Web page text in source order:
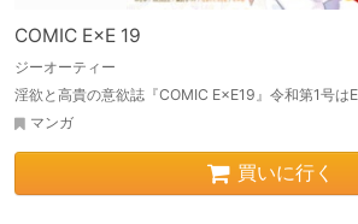
COMIC E×E 19
ジーオーティー
淫欲と高貴の意欲誌『COMIC E×E19』令和第1号は
マンガ
買いに行く